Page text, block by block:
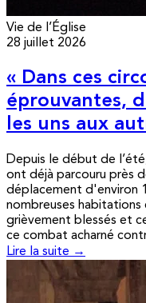
Vie de l’Église
28 juillet 2026
« Dans ces
éprouvantes,
les uns aux
Depuis le début de
ont déjà parcouru près
déplacement d'environ
nombreuses
grièvement blessés et
ce combat acharné
Lire la suite →